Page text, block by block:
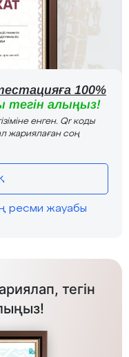
100%
алыңыз!
енген. Qr коды
жариялаған соң
ресми жауабы
тегін